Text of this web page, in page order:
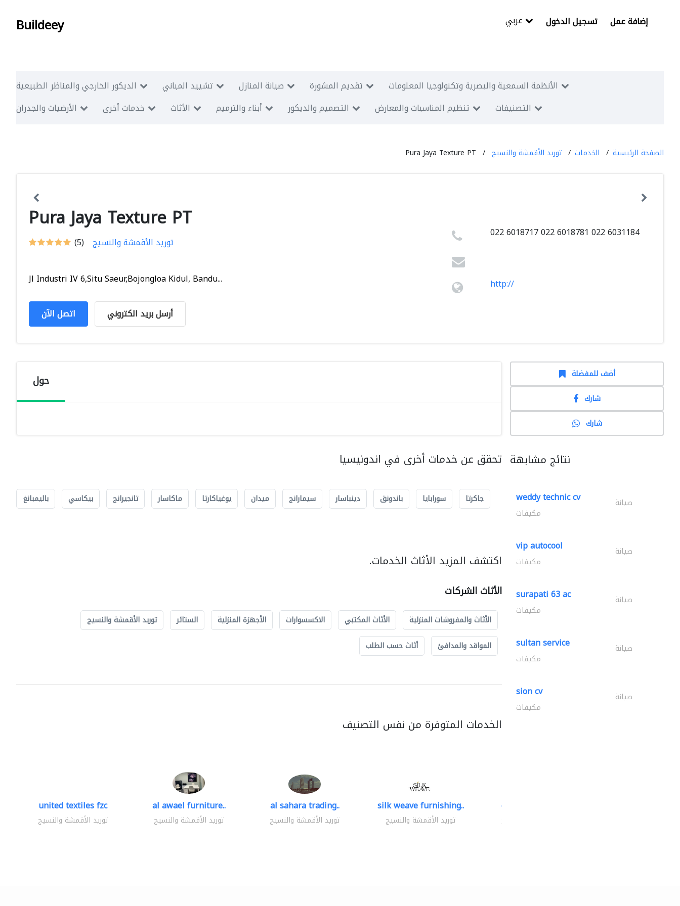
Buildeey تسجيل الدخول إضافة عمل
الديكور الخارجي والمناظر الطبيعية تشييد المباني صيانة المنازل تقديم المشورة
الأنظمة السمعية والبصرية وتكنولوجيا المعلومات
الأرضيات والجدران
خدمات أخرى الأثاث أبناء والترميم التصميم والديكور تنظيم المناسبات والمعارض التصنيفات
الصفحة الرئيسية الخدمات توريد الأقمشة والنسيج Pura Jaya Texture PT
Pura Jaya Texture PT
(5) توريد الأقمشة والنسيج
Jl Industri IV 6,Situ Saeur,Bojongloa Kidul, Bandu...
اتصل الآن أرسل بريد الكتروني
022 6018717 022 6018781 022 6031184
http://
حول
تحقق عن خدمات أخرى في اندونيسيا
جاكرتا سورابايا باندونق دينباسار سيمارانج ميدان يوغياكارتا ماكاسار تانجيرانج بيكاسي باليمبانغ
اكتشف المزيد الأثاث الخدمات.
الأثاث الشركات
الأثاث والمفروشات المنزلية الأثاث المكتبي الاكسسوارات الأجهزة المنزلية الستائر
توريد الأقمشة والنسيج
المواقد والمدافئ
أثاث حسب الطلب
الخدمات المتوفرة من نفس التصنيف
united textiles fzc
توريد الأقمشة والنسيج
al awael furniture..
توريد الأقمشة والنسيج
al sahara trading..
توريد الأقمشة والنسيج
silk weave furnishing..
توريد الأقمشة والنسيج
chrysels decore llc
أضف للمفضلة
شارك
شارك
نتائج مشابهة
weddy technic cv صيانة
مكيفات
vip autocool صيانة
مكيفات
surapati 63 ac صيانة
مكيفات
sultan service صيانة
مكيفات
sion cv صيانة
مكيفات